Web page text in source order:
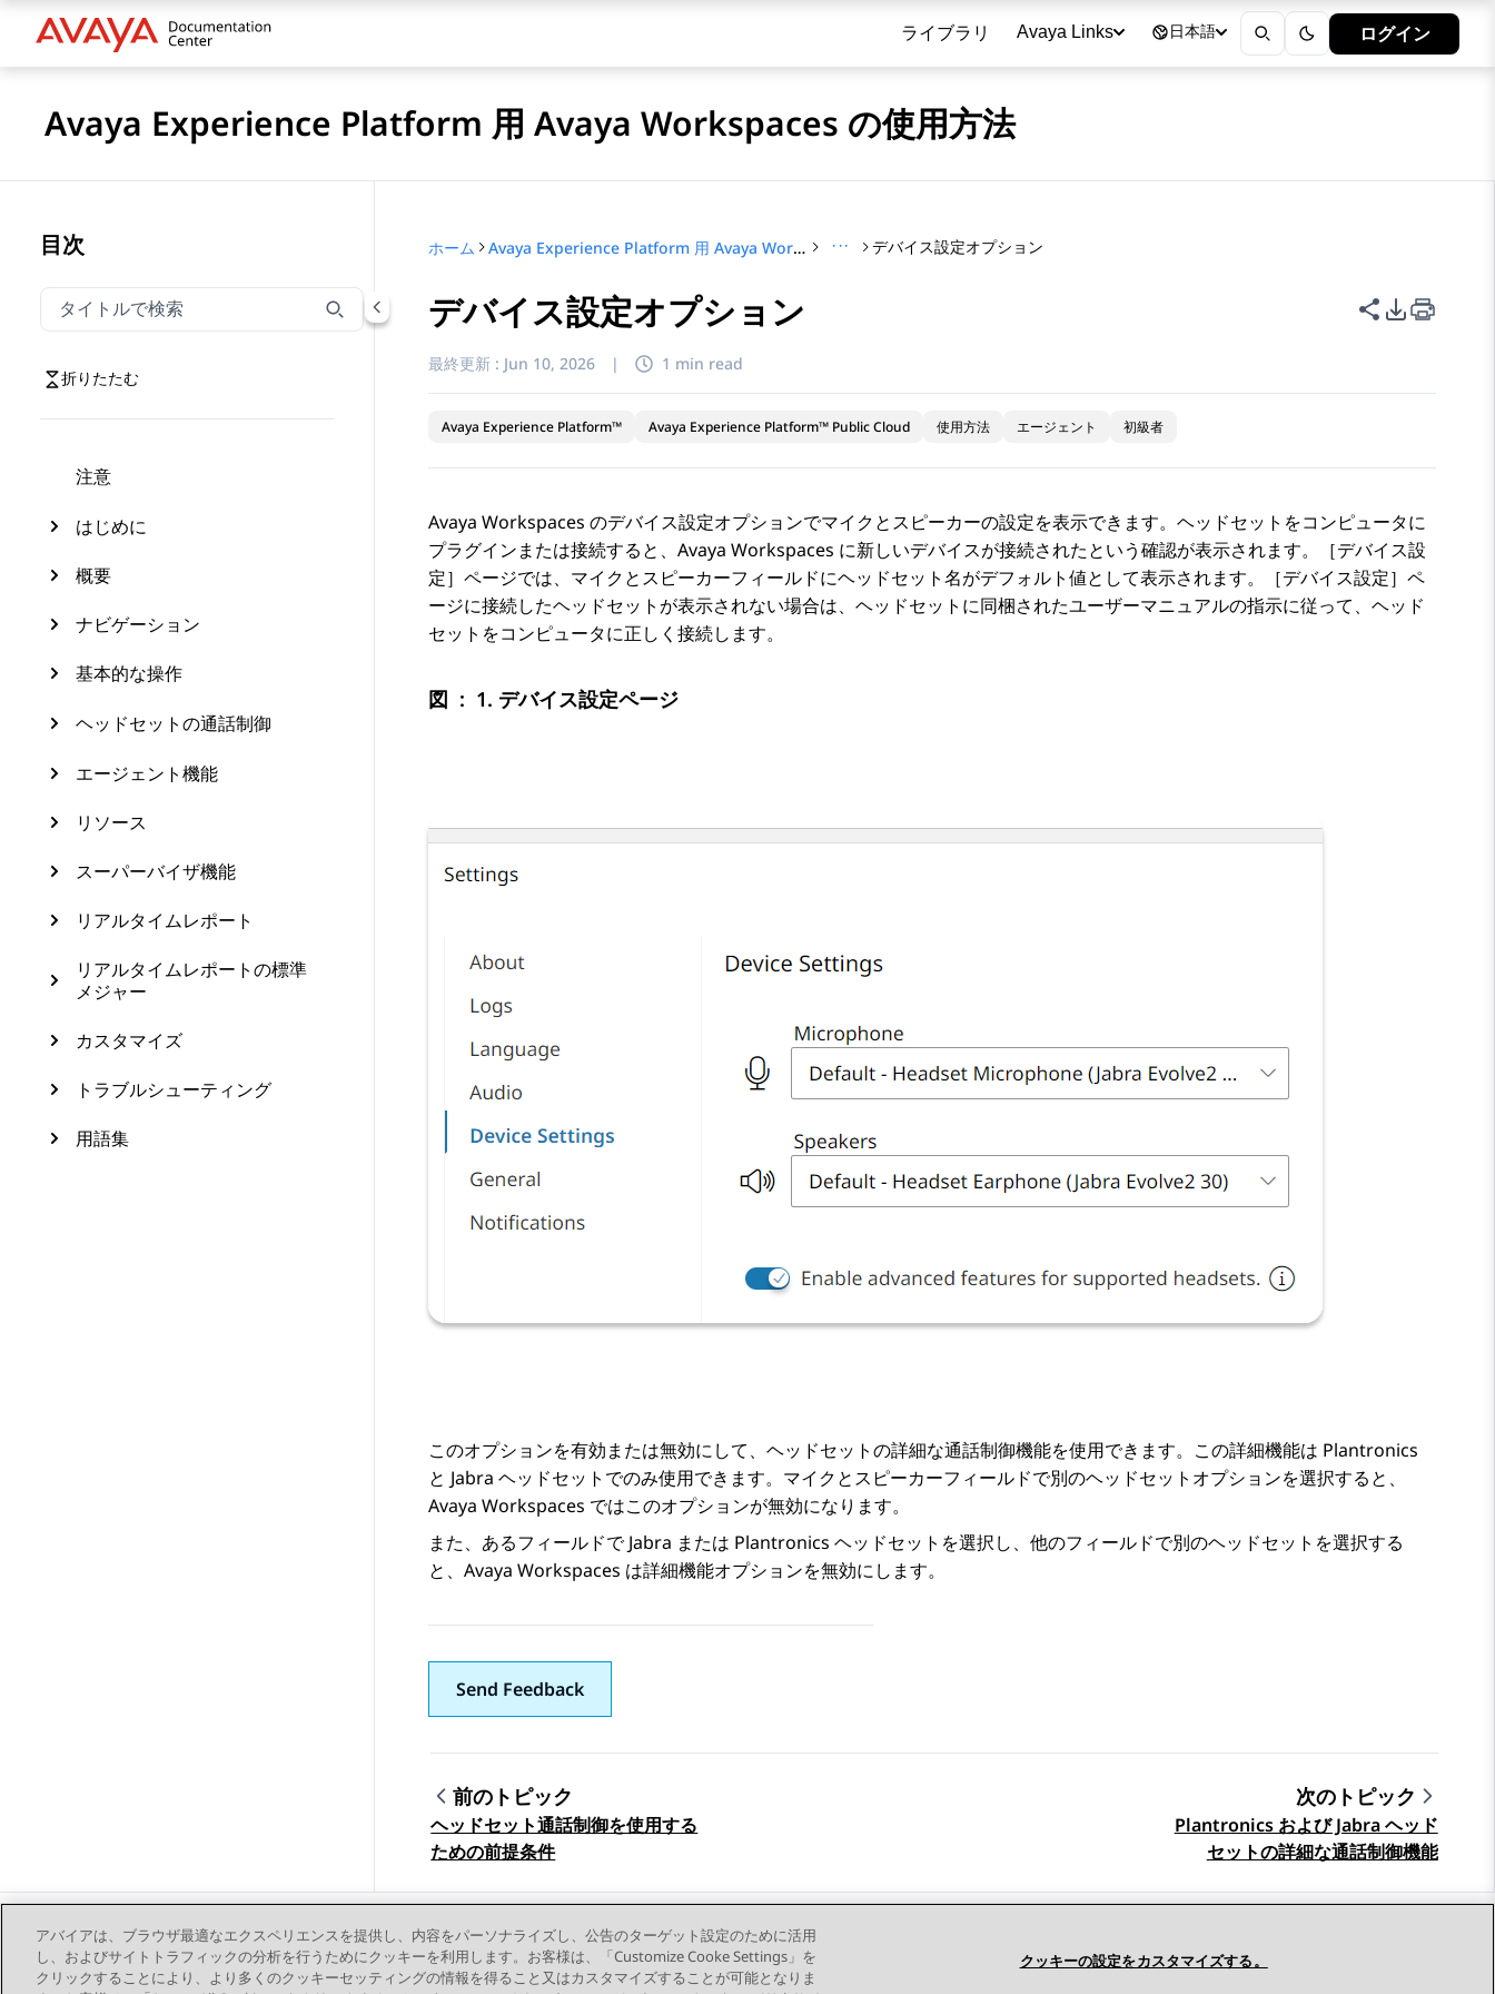
ライブラリ Avaya Links 日本語 ログイン
Avaya Experience Platform 用 Avaya Workspaces の使用方法
目次
タイトルでナビゲーションをフィルター
タイトルでナビゲーション項目を絞り込むには入力してください
折りたたむ
注意
はじめに
概要
ナビゲーション
基本的な操作
ヘッドセットの通話制御
エージェント機能
リソース
スーパーバイザ機能
リアルタイムレポート
リアルタイムレポートの標準
メジャー
カスタマイズ
トラブルシューティング
用語集
ホーム Avaya Experience Platform 用 Avaya Workspaces の使用方法 ··· デバイス設定オプション
デバイス設定オプション このページ
PDFエク
最終更新 : Jun 10, 2026 | 1 min read
Avaya Experience Platform™ Avaya Experience Platform™ Public Cloud 使用方法 エージェント 初級者
Avaya Workspaces のデバイス設定オプションでマイクとスピーカーの設定を表示できます。ヘッドセットをコンピュータに
プラグインまたは接続すると、 Avaya Workspaces に新しいデバイスが接続されたという確認が表示されます。［デバイス設
定］ページでは、マイクとスピーカーフィールドにヘッドセット名がデフォルト値として表示されます。［デバイス設定］ペ
ージに接続したヘッドセットが表示されない場合は、ヘッドセットに同梱されたユーザーマニュアルの指示に従って、ヘッド
セットをコンピュータに正しく接続します。
図 : 1. デバイス設定ページ
このオプションを有効または無効にして、ヘッドセットの詳細な通話制御機能を使用できます。この詳細機能は Plantronics
と Jabra ヘッドセットでのみ使用できます。マイクとスピーカーフィールドで別のヘッドセットオプションを選択すると、
Avaya Workspaces ではこのオプションが無効になります。
また、あるフィールドで Jabra または Plantronics ヘッドセットを選択し、他のフィールドで別のヘッドセットを選択する
と、 Avaya Workspaces は詳細機能オプションを無効にします。
Send Feedback
トピックナビゲーション
前のトピック
ヘッドセット通話制御を使用する
ための前提条件
次のトピック
Plantronics および Jabra ヘッド
セットの詳細な通話制御機能
アバイアは、ブラウザ最適なエクスペリエンスを提供し、内容をパーソナライズし、公告のターゲット設定のために活用
し、およびサイトトラフィックの分析を行うためにクッキーを利用します。お客様は、「Customize Cooke Settings」を
クリックすることにより、より多くのクッキーセッティングの情報を得ること又はカスタマイズすることが可能となりま
クッキーの設定をカスタマイズする。